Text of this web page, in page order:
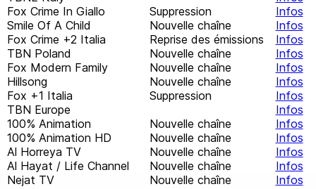
Fox Crime In Giallo
Suppression
Infos
Smile Of A Child
Nouvelle chaîne
Infos
Fox Crime +2 Italia
Reprise des émissions
Infos
TBN Poland
Nouvelle chaîne
Infos
Fox Modern Family
Nouvelle chaîne
Infos
Hillsong
Nouvelle chaîne
Infos
Fox +1 Italia
Suppression
Infos
TBN Europe
Infos
100% Animation
Nouvelle chaîne
Infos
100% Animation HD
Nouvelle chaîne
Infos
Al Horreya TV
Nouvelle chaîne
Infos
Al Hayat / Life Channel
Nouvelle chaîne
Infos
Nejat TV
Nouvelle chaîne
Infos